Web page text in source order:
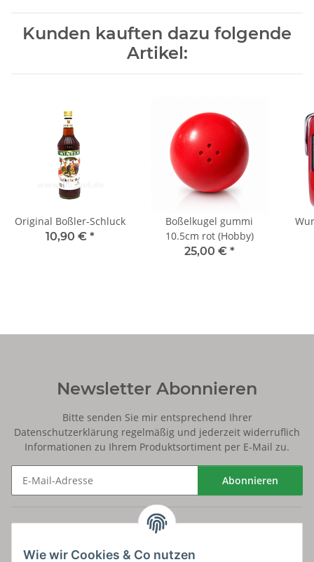
Wie wir Cookies & Co nutzen
Kunden kauften dazu folgende
Artikel:
Original Boßler-Schluck
10,90 € *
Boßelkugel gummi
10.5cm rot (Hobby)
25,00 € *
Newsletter Abonnieren
Bitte senden Sie mir entsprechend Ihrer
Datenschutzerklärung regelmäßig und jederzeit widerruflich
Informationen zu Ihrem Produktsortiment per E-Mail zu.
Abonnieren